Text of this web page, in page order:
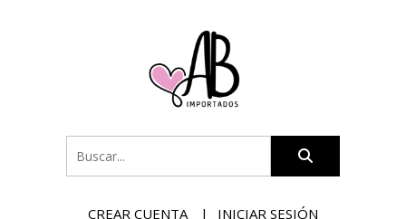
CREAR CUENTA INICIAR SESIÓN